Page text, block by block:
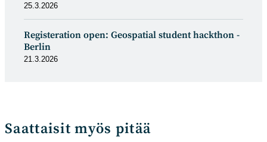
25.3.2026
Registeration open: Geospatial student hackthon -
Berlin
21.3.2026
Saattaisit myös pitää